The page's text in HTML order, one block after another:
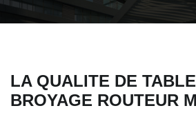
LA QUALITE DE
BROYAGE ROUTEUR